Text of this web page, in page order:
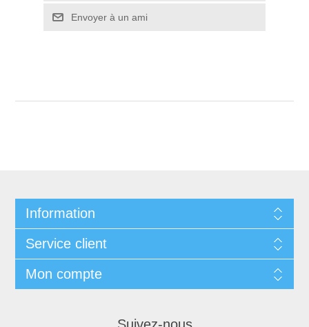
Envoyer à un ami
Information
Service client
Mon compte